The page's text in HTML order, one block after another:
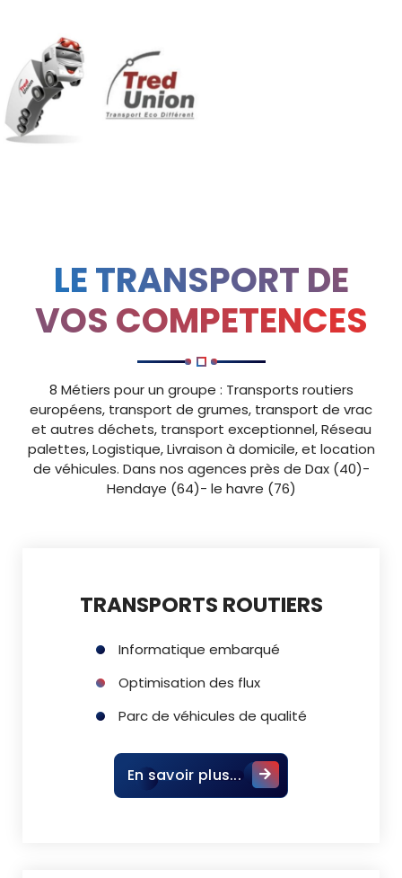
LE TRANSPORT DE
VOS COMPETENCES
8 Métiers pour un groupe : Transports routiers
européens, transport de grumes, transport de vrac
et autres déchets, transport exceptionnel, Réseau
palettes, Logistique, Livraison à domicile, et location
de véhicules. Dans nos agences près de Dax (40)-
Hendaye (64)- le havre (76)
TRANSPORTS ROUTIERS
Informatique embarqué
Optimisation des flux
Parc de véhicules de qualité
En savoir plus...